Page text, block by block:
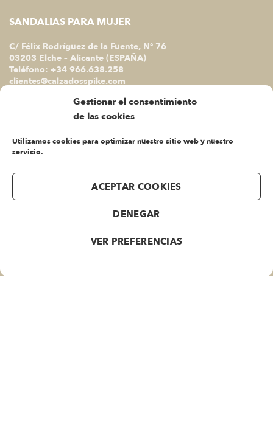
Gestionar el consentimiento
de las cookies
Utilizamos cookies para optimizar nuestro sitio web y nuestro
servicio.
ACEPTAR COOKIES
DENEGAR
VER PREFERENCIAS
SANDALIAS PARA MUJER
C/ Félix Rodríguez de la Fuente, Nº 76
03203 Elche – Alicante (ESPAÑA)
Teléfono: +34 966.638.258
clientes@calzadosspike.com
ATENCIÓN AL CLIENTE
Lunes a Jueves A.M.
De 9 a 13 horas
De 16 a 19 horas
INFORMACIÓN